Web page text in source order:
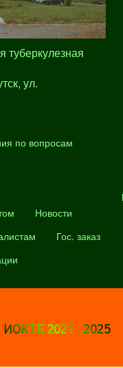
туберкулезная
ул.
по вопросам
Новости
Гос. заказ
2021 - 2025